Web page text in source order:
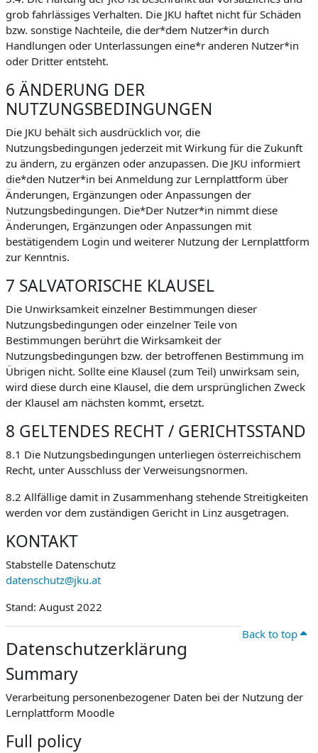
grob fahrlässiges Verhalten. Die JKU haftet nicht für Schäden
bzw. sonstige Nachteile, die der*dem Nutzer*in durch
Handlungen oder Unterlassungen eine*r anderen Nutzer*in
oder Dritter entsteht.
6 ÄNDERUNG DER
NUTZUNGSBEDINGUNGEN
Die JKU behält sich ausdrücklich vor, die
Nutzungsbedingungen jederzeit mit Wirkung für die Zukunft
zu ändern, zu ergänzen oder anzupassen. Die JKU informiert
die*den Nutzer*in bei Anmeldung zur Lernplattform über
Änderungen, Ergänzungen oder Anpassungen der
Nutzungsbedingungen. Die*Der Nutzer*in nimmt diese
Änderungen, Ergänzungen oder Anpassungen mit
bestätigendem Login und weiterer Nutzung der Lernplattform
zur Kenntnis.
7 SALVATORISCHE KLAUSEL
Die Unwirksamkeit einzelner Bestimmungen dieser
Nutzungsbedingungen oder einzelner Teile von
Bestimmungen berührt die Wirksamkeit der
Nutzungsbedingungen bzw. der betroffenen Bestimmung im
Übrigen nicht. Sollte eine Klausel (zum Teil) unwirksam sein,
wird diese durch eine Klausel, die dem ursprünglichen Zweck
der Klausel am nächsten kommt, ersetzt.
8 GELTENDES RECHT / GERICHTSSTAND
8.1 Die Nutzungsbedingungen unterliegen österreichischem
Recht, unter Ausschluss der Verweisungsnormen.
8.2 Allfällige damit in Zusammenhang stehende Streitigkeiten
werden vor dem zuständigen Gericht in Linz ausgetragen.
KONTAKT
Stabstelle Datenschutz
datenschutz@jku.at
Stand: August 2022
Back to top
Datenschutzerklärung
Summary
Verarbeitung personenbezogener Daten bei der Nutzung der
Lernplattform Moodle
Full policy